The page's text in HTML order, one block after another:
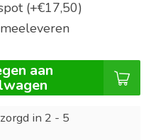
(+€17,50)
aan
in 2 - 5